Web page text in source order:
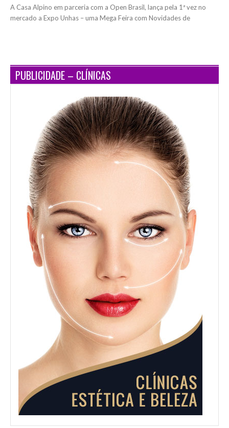
A Casa Alpino em parceria com a Open Brasil, lança pela 1ª vez no
mercado a Expo Unhas – uma Mega Feira com Novidades de
PUBLICIDADE – CLÍNICAS